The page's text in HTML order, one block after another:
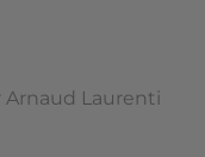
Arnaud Laurenti